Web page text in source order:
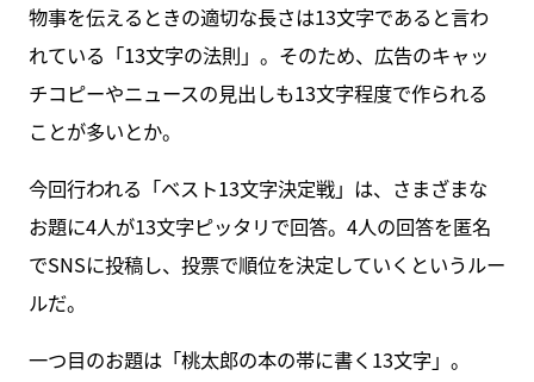
物事を伝えるときの適切な長さは13文字であると言わ
れている「13文字の法則」。そのため、広告のキャッ
チコピーやニュースの見出しも13文字程度で作られる
ことが多いとか。
今回行われる「ベスト13文字決定戦」は、さまざまな
お題に4人が13文字ピッタリで回答。4人の回答を匿名
でSNSに投稿し、投票で順位を決定していくというルー
ルだ。
一つ目のお題は「桃太郎の本の帯に書く13文字」。